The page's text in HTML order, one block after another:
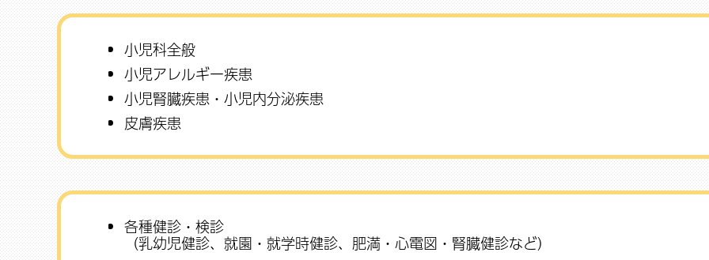
小児科全般
小児アレルギー疾患
小児腎臓疾患・小児内分泌疾患
皮膚疾患
各種健診・検診
（乳幼児健診、就園・就学時健診、肥満・心電図・腎臓健診など）